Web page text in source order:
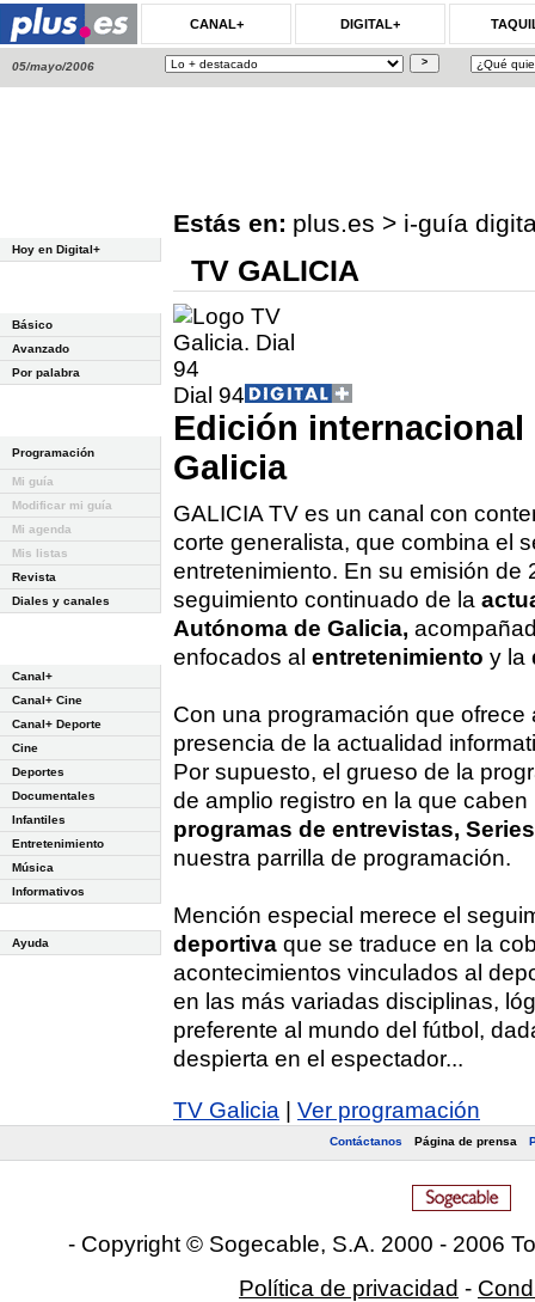
CANAL+ DIGITAL+
05/mayo/2006
Hoy en Digital+
Básico
Avanzado
Por palabra
Programación
Mi guía
Modificar mi guía
Mi agenda
Mis listas
Revista
Diales y canales
Canal+
Canal+ Cine
Canal+ Deporte
Cine
Deportes
Documentales
Infantiles
Entretenimiento
Música
Informativos
Ayuda
Estás en: plus.es > i-guía
TV GALICIA
Dial 94
Edición internacional
Galicia
GALICIA TV es un canal con
corte generalista, que combina el
entretenimiento. En su emisión de
seguimiento continuado de la
Autónoma de Galicia,
enfocados al entretenimiento y la
Con una programación que
presencia de la actualidad
Por supuesto, el grueso de la
de amplio registro en la que caben
programas de entrevistas,
nuestra parrilla de programación.
Mención especial merece el
deportiva que se traduce en la
acontecimientos vinculados al
en las más variadas disciplinas,
preferente al mundo del fútbol,
despierta en el espectador...
TV Galicia Ver programación
Contáctanos Página de prensa
- Copyright © Sogecable, S.A. 2000 - 2006
Política de privacidad -